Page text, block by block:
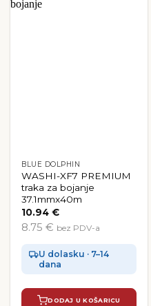
BLUE DOLPHIN
WASHI-XF7 PREMIUM
traka za bojanje
37.1mmx40m
10.94€
8.75 € bez PDV-a
U dolasku · 7–14
dana
DODAJ U KOŠARICU